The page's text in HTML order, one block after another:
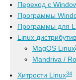
Переход с
Программы
Программы для
Linux
MagOS Linux
Mandriva /
Хитрости Linux34